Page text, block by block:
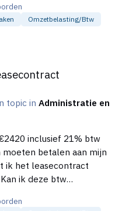
moet ik deze
Alvast dank voor je
Omzetbelasting/btw
topic inAdministratie en
betalen aan mijn
ik het leasecontract
ik deze btw
als zakelijke kosten